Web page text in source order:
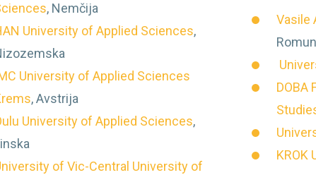
, Nemčija
University of Applied Sciences,
University of Applied Sciences
, Avstrija
University of Applied Sciences,
of Vic-Central University of
Vasile
DOBA
KROK